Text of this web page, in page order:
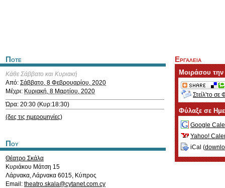
Ποτε
Κάθε Σάββατο και Κυριακή
Από: Σάββατο, 8 Φεβρουαρίου, 2020
Μέχρι: Κυριακή, 8 Μαρτίου, 2020
Ώρα: 20:30 (Κυρ:18:30)
(δες τις ημερομηνίες)
Που
Θέατρο Σκάλα
Κυριάκου Μάτση 15
Λάρνακα,Λάρνακα 6015, Κύπρος
Email: theatro.skala@cytanet.com.cy
Εργαλεια
Μοιράσου
Στείλ'το σε
Φύλαξε σε
Google
Yahoo!
iCal (